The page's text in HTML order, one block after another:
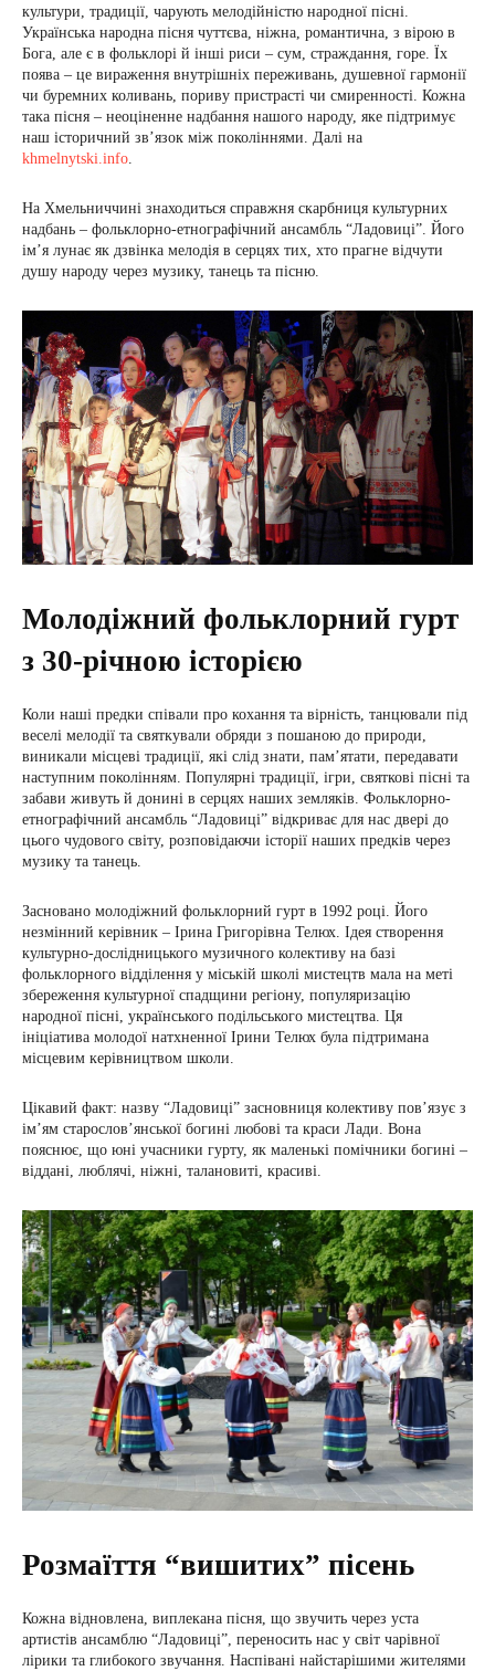
культури, традиції, чарують мелодійністю народної пісні.
Українська народна пісня чуттєва, ніжна, романтична, з вірою в
Бога, але є в фольклорі й інші риси – сум, страждання, горе. Їх
поява – це вираження внутрішніх переживань, душевної гармонії
чи буремних коливань, пориву пристрасті чи смиренності. Кожна
така пісня – неоціненне надбання нашого народу, яке підтримує
наш історичний зв’язок між поколіннями. Далі на
khmelnytski.info.
На Хмельниччині знаходиться справжня скарбниця культурних
надбань – фольклорно-етнографічний ансамбль “Ладовиці”. Його
ім’я лунає як дзвінка мелодія в серцях тих, хто прагне відчути
душу народу через музику, танець та пісню.
Молодіжний фольклорний гурт
з 30-річною історією
Коли наші предки співали про кохання та вірність, танцювали під
веселі мелодії та святкували обряди з пошаною до природи,
виникали місцеві традиції, які слід знати, пам’ятати, передавати
наступним поколінням. Популярні традиції, ігри, святкові пісні та
забави живуть й донині в серцях наших земляків. Фольклорно-
етнографічний ансамбль “Ладовиці” відкриває для нас двері до
цього чудового світу, розповідаючи історії наших предків через
музику та танець.
Засновано молодіжний фольклорний гурт в 1992 році. Його
незмінний керівник – Ірина Григорівна Телюх. Ідея створення
культурно-дослідницького музичного колективу на базі
фольклорного відділення у міській школі мистецтв мала на меті
збереження культурної спадщини регіону, популяризацію
народної пісні, українського подільського мистецтва. Ця
ініціатива молодої натхненної Ірини Телюх була підтримана
місцевим керівництвом школи.
Цікавий факт: назву “Ладовиці” засновниця колективу пов’язує з
ім’ям старослов’янської богині любові та краси Лади. Вона
пояснює, що юні учасники гурту, як маленькі помічники богині –
віддані, люблячі, ніжні, талановиті, красиві.
Розмаїття “вишитих” пісень
Кожна відновлена, виплекана пісня, що звучить через уста
артистів ансамблю “Ладовиці”, переносить нас у світ чарівної
лірики та глибокого звучання. Наспівані найстарішими жителями